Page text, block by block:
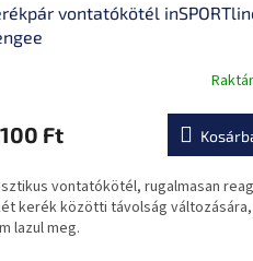
vontatókötél
Ft
vontatókötél, rugalmasan
kerék közötti távolság változására,
lazul meg.